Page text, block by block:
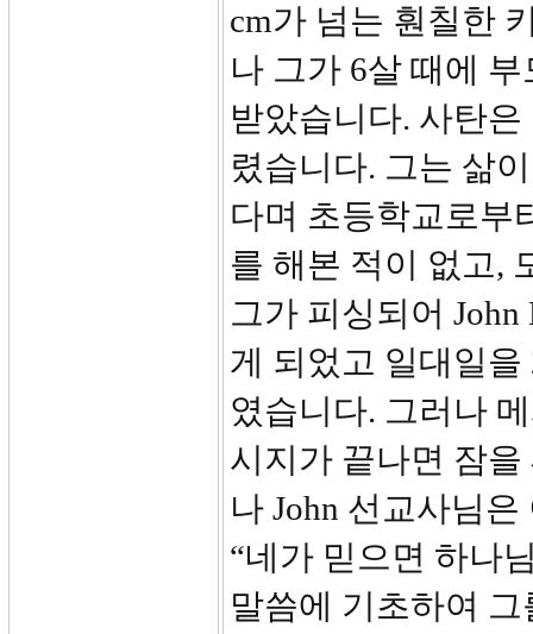
cm가 넘는 훤칠한
나 그가 6살 때에
받았습니다. 사탄
렸습니다. 그는 삶
다며 초등학교로부
를 해본 적이 없고,
그가 피싱되어
게 되었고 일대일
였습니다. 그러나
시지가 끝나면 잠
나 John 선교사님
“네가 믿으면 하나
말씀에 기초하여